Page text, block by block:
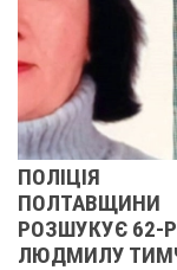
62-РІЧНУ
ТИМЧЕНКО